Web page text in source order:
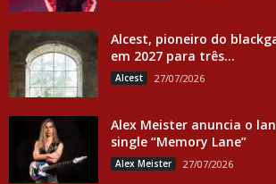
Alcest, pioneiro do
em 2027 para três...
Alcest 27/07/2026
Alex Meister anuncia o
single “Memory Lane”
Alex Meister 27/07/2026